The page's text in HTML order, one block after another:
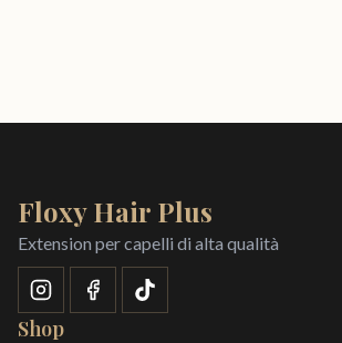
Floxy Hair Plus
Extension per capelli di alta qualità
Shop